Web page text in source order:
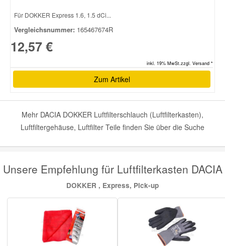
Für DOKKER Express 1.6, 1.5 dCi...
Vergleichsnummer: 165467674R
12,57 €
inkl. 19% MwSt.zzgl. Versand *
Zum Artikel
Mehr DACIA DOKKER Luftfilterschlauch (Luftfilterkasten),
Luftfiltergehäuse, Luftfilter Teile finden Sie über die Suche
Unsere Empfehlung für Luftfilterkasten DACIA
DOKKER , Express, Pick-up